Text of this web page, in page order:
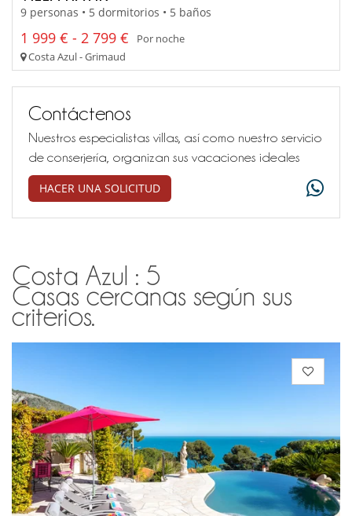
9 personas • 5 dormitorios • 5 baños
1 999 € - 2 799 €
Por noche
Costa Azul - Grimaud
Contáctenos
Nuestros especialistas villas, así como nuestro servicio
de conserjería, organizan sus vacaciones ideales
HACER UNA SOLICITUD
Costa Azul : 5
Casas cercanas según sus
criterios.